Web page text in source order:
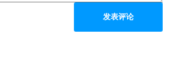
发表评论